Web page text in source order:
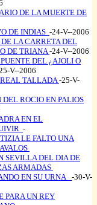
DE LA MUERTE DE
DE INDIAS -24-V--2006
LA CARRETA DEL
DE TRIANA-24-V--2006
DEL ¿AJOLI O
V--2006
TALLADA-25-V-
ROCIO EN PALIOS
EN EL
-
LE FALTO UNA
SEVILLA DEL DIA DE
ARMADAS
EN SU URNA -30-V-
PARA UN REY